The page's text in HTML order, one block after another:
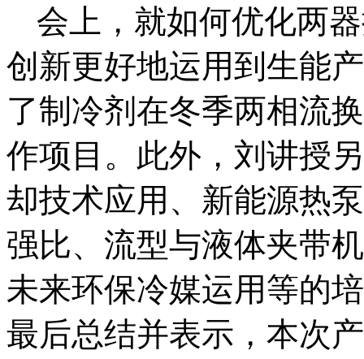
会上，就如何优化两
创新更好地运用到生能
了制冷剂在冬季两相流
作项目。此外，刘讲授
却技术应用、新能源热
强比、流型与液体夹带
未来环保冷媒运用等的
最后总结并表示，本次